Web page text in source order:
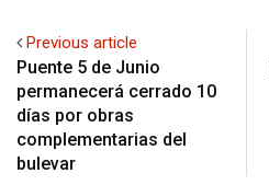
Previous article
Puente 5 de Junio
permanecerá cerrado 10
días por obras
complementarias del
bulevar